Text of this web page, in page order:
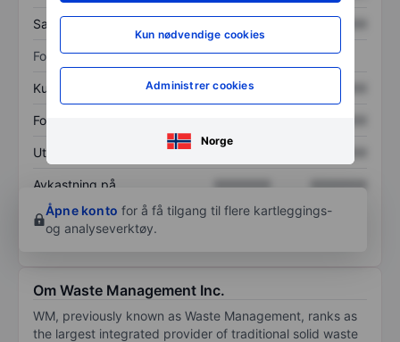
Kun nødvendige cookies
Administrer cookies
Norge
Samlet gjeld XXXXXXX
Forholdstall
Kurs/salg XXXXXXX
Fortjeneste per aksje
Utbytte per aksje XXXXXXX
Avkastning på
egenkapital
XXXXXXX
XXXXXXX
Åpne konto for å få tilgang til flere kartleggings-
og analyseverktøy.
Om Waste Management Inc.
WM, previously known as Waste Management, ranks as
the largest integrated provider of traditional solid waste